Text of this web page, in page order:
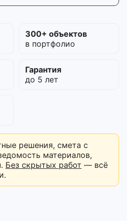
300+ объектов
в портфолио
Гарантия
до 5 лет
решения, смета с
материалов,
Без скрытых работ — всё